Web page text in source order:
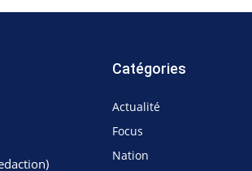
Catégories
Actualité
Focus
Nation